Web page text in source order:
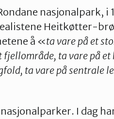
nasjonalpark, i
Heitkøtter-
å «ta vare på et
ta vare på
ta vare på sentrale
I dag